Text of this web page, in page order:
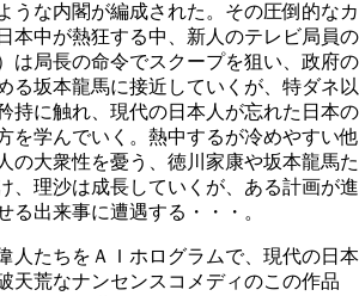
うな内閣が編成された。その圧倒的なカ
本中が熱狂する中、新人のテレビ局員の
は局長の命令でスクープを狙い、政府の
る坂本龍馬に接近していくが、特ダネ以
持に触れ、現代の日本人が忘れた日本の
を学んでいく。熱中するが冷めやすい他
の大衆性を憂う、徳川家康や坂本龍馬た
、理沙は成長していくが、ある計画が進
る出来事に遭遇する・・・。
人たちをＡＩホログラムで、現代の日本
天荒なナンセンスコメディのこの作品